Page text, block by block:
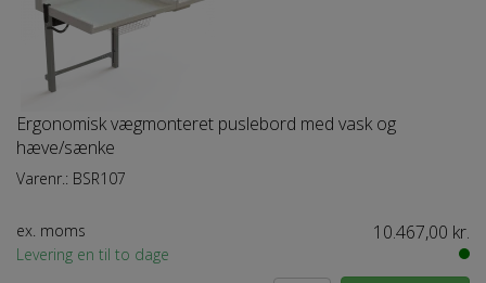
Ergonomisk vægmonteret puslebord med vask og
hæve/sænke
Varenr.: BSR107
ex. moms 10.467,00 kr.
Levering en til to dage